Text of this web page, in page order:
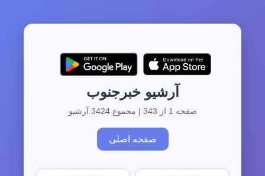
آرشیو خبرجنوب
صفحه 1 از 343 | مجموع 3424 آرشیو
صفحه اصلی